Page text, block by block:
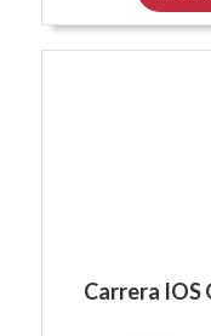
Carrera IOS